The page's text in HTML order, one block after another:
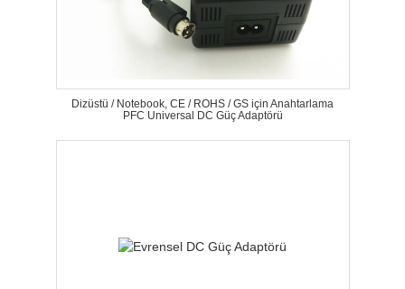
Dizüstü / Notebook, CE / ROHS / GS için Anahtarlama
PFC Universal DC Güç Adaptörü